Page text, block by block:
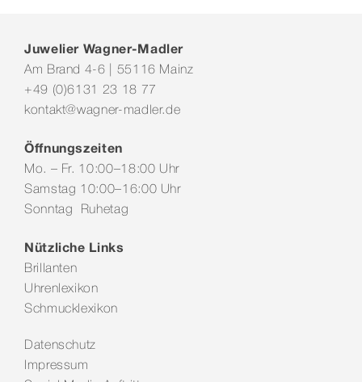
Juwelier Wagner-Madler
Am Brand 4-6 | 55116 Mainz
+49 (0)6131 23 18 77
kontakt@wagner-madler.de
Öffnungszeiten
Mo. – Fr. 10:00–18:00 Uhr
Samstag 10:00–16:00 Uhr
Sonntag Ruhetag
Nützliche Links
Brillanten
Uhrenlexikon
Schmucklexikon
Datenschutz
Impressum